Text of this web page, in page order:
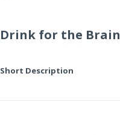
Drink for the Brain
Short Description